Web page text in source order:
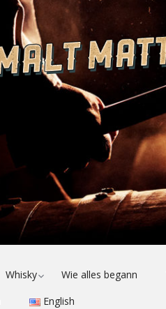
Whisky
child
menu
Wie alles begann
English